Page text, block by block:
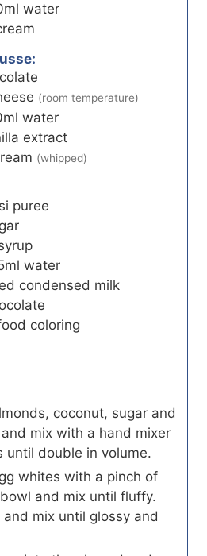
water
(room temperature)
water
extract
(whipped)
puree
water
condensed milk
coloring
coconut, sugar and
mix with a hand mixer
until double in volume.
whites with a pinch of
and mix until fluffy.
mix until glossy and